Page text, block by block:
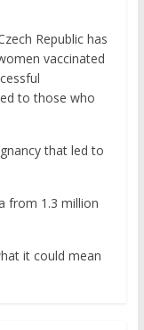
Republic has
vaccinated
to those who
that led to
from 1.3 million
it could mean